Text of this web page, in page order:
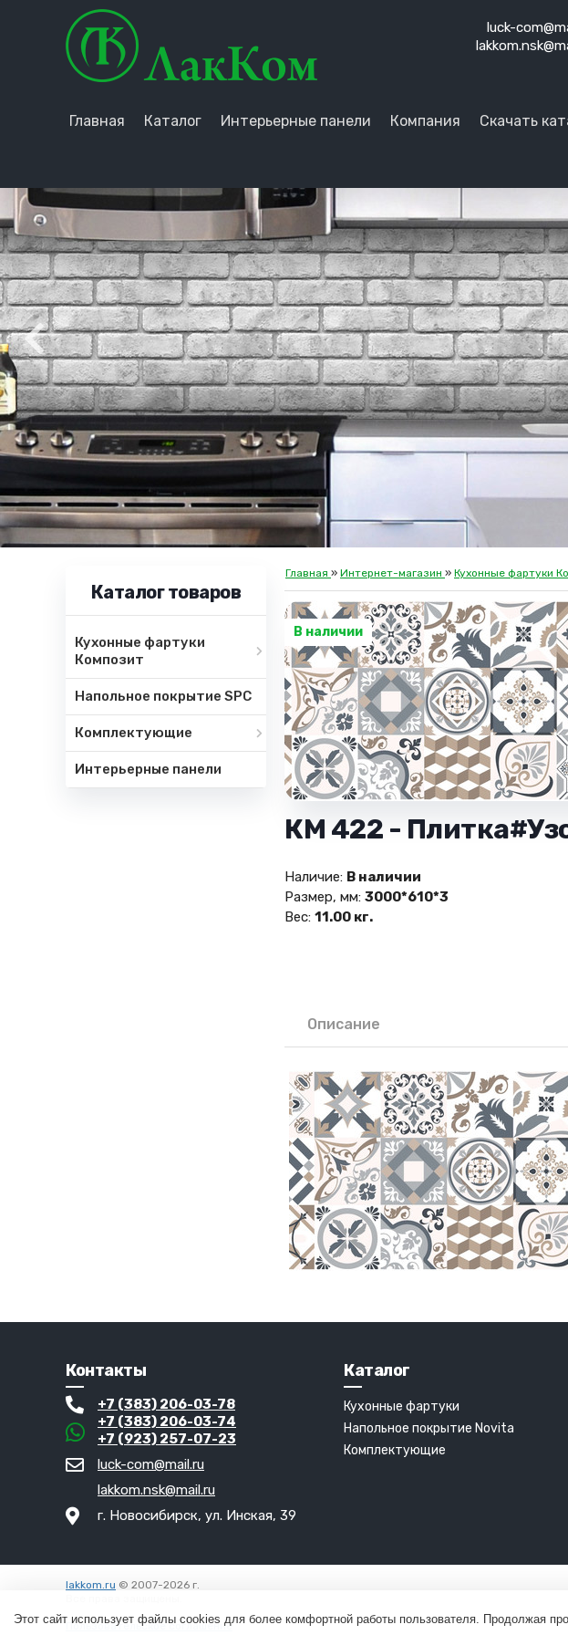
luck-
Главная Каталог Интерьерные панели Компания Скачать
Каталог товаров
Кухонные фартуки
Композит
Напольное покрытие SPC
Комплектующие
Интерьерные панели
Главная » Интернет-магазин » Кухонные фартуки
В наличии
КМ 422 -
Наличие: В наличии
Размер, мм: 3000*610*3
Вес: 11.00 кг.
Описание
Контакты
+7 (383) 206-03-78
+7 (383) 206-03-74
+7 (923) 257-07-23
luck-com@mail.ru
lakkom.nsk@mail.ru
г. Новосибирск, ул. Инская, 39
Каталог
Кухонные фартуки
Напольное покрытие Novita
Комплектующие
lakkom.ru © 2007-2026 г.
Пользовательское соглашение
Этот сайт использует файлы cookies для более комфортной работы пользователя. Продолжая